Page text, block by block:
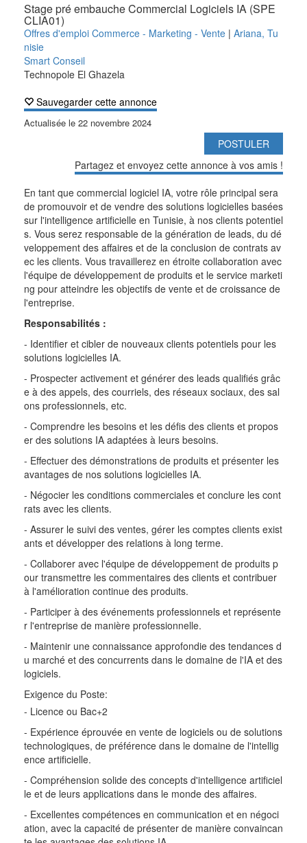
Stage pré embauche Commercial Logiciels IA (SPE
CLIA01)
Offres d'emploi Commerce - Marketing - Vente | Ariana, Tu
nisie
Smart Conseil
Technopole El Ghazela
Sauvegarder cette annonce
Actualisée le 22 novembre 2024
POSTULER
Partagez et envoyez cette annonce à vos amis !
En tant que commercial logiciel IA, votre rôle principal sera
de promouvoir et de vendre des solutions logicielles basées
sur l'intelligence artificielle en Tunisie, à nos clients potentiel
s. Vous serez responsable de la génération de leads, du dé
veloppement des affaires et de la conclusion de contrats av
ec les clients. Vous travaillerez en étroite collaboration avec
l'équipe de développement de produits et le service marketi
ng pour atteindre les objectifs de vente et de croissance de
l'entreprise.
Responsabilités :
- Identifier et cibler de nouveaux clients potentiels pour les
solutions logicielles IA.
- Prospecter activement et générer des leads qualifiés grâc
e à des appels, des courriels, des réseaux sociaux, des sal
ons professionnels, etc.
- Comprendre les besoins et les défis des clients et propos
er des solutions IA adaptées à leurs besoins.
- Effectuer des démonstrations de produits et présenter les
avantages de nos solutions logicielles IA.
- Négocier les conditions commerciales et conclure les cont
rats avec les clients.
- Assurer le suivi des ventes, gérer les comptes clients exist
ants et développer des relations à long terme.
- Collaborer avec l'équipe de développement de produits p
our transmettre les commentaires des clients et contribuer
à l'amélioration continue des produits.
- Participer à des événements professionnels et représente
r l'entreprise de manière professionnelle.
- Maintenir une connaissance approfondie des tendances d
u marché et des concurrents dans le domaine de l'IA et des
logiciels.
Exigence du Poste:
- Licence ou Bac+2
- Expérience éprouvée en vente de logiciels ou de solutions
technologiques, de préférence dans le domaine de l'intellig
ence artificielle.
- Compréhension solide des concepts d'intelligence artificiel
le et de leurs applications dans le monde des affaires.
- Excellentes compétences en communication et en négoci
ation, avec la capacité de présenter de manière convaincan